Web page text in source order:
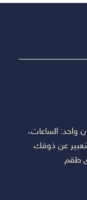
واحد: الساعات،
عن ذوقك
طقم